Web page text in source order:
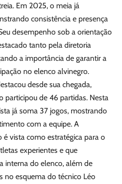
Em 2025, o meia já
consistência e presença
desempenho sob a orientação
tanto pela diretoria
a importância de garantir a
no elenco alvinegro.
desde sua chegada,
de 46 partidas. Nesta
já soma 37 jogos, mostrando
com a equipe. A
é vista como estratégica para o
experientes e que
interna do elenco, além de
no esquema do técnico Léo